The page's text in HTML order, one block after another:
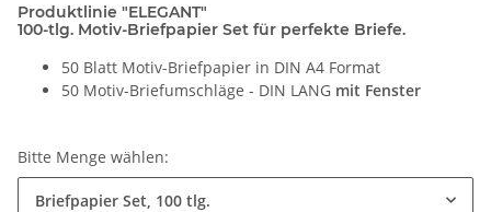
Produktlinie "ELEGANT"
100-tlg. Motiv-Briefpapier Set für perfekte Briefe.
50 Blatt Motiv-Briefpapier in DIN A4 Format
50 Motiv-Briefumschläge - DIN LANG mit Fenster
Bitte Menge wählen:
Briefpapier Set, 100 tlg.